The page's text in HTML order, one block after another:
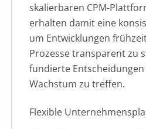
skalierbaren CPM-
erhalten damit eine
um Entwicklungen
Prozesse transparent zu
fundierte
Wachstum zu treffen.
Flexible